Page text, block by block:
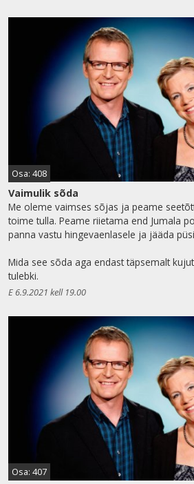
Osa: 408
Vaimulik sõda
Me oleme vaimses sõjas ja peame
toime tulla. Peame riietama end Jumala
panna vastu hingevaenlasele ja jääda
Mida see sõda aga endast täpsemalt
tulebki.
E 6.9.2021 kell 19.00
Osa: 407